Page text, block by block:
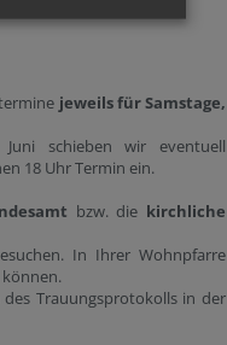
jeweils für Samstage,
schieben wir eventuell
18 Uhr Termin ein.
bzw. die kirchliche
In Ihrer Wohnpfarre
können.
Trauungsprotokolls in der